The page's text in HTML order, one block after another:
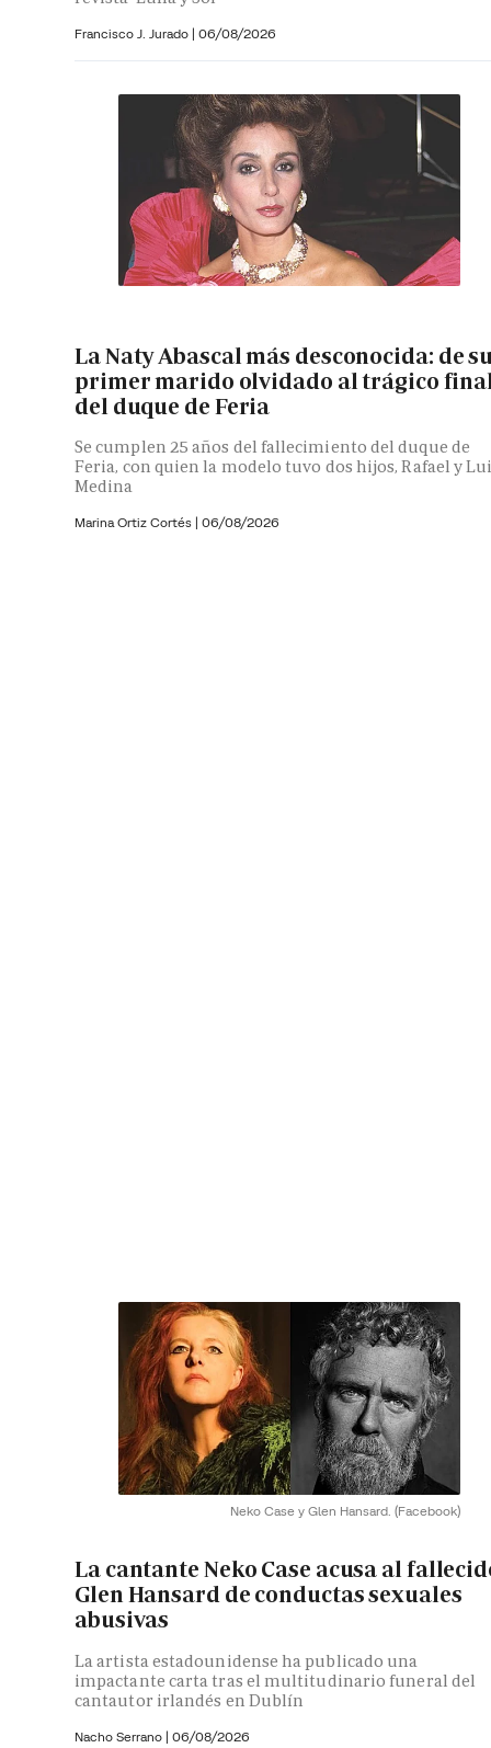
Francisco J. Jurado | 06/08/2026
La Naty Abascal más desconocida: de
primer marido olvidado al trágico
del duque de Feria
Se cumplen 25 años del fallecimiento del duque de
Feria, con quien la modelo tuvo dos hijos, Rafael y
Medina
Marina Ortiz Cortés | 06/08/2026
Neko Case y Glen Hansard. (Facebook)
La cantante Neko Case acusa al
Glen Hansard de conductas sexuales
abusivas
La artista estadounidense ha publicado una
impactante carta tras el multitudinario funeral del
cantautor irlandés en Dublín
Nacho Serrano | 06/08/2026